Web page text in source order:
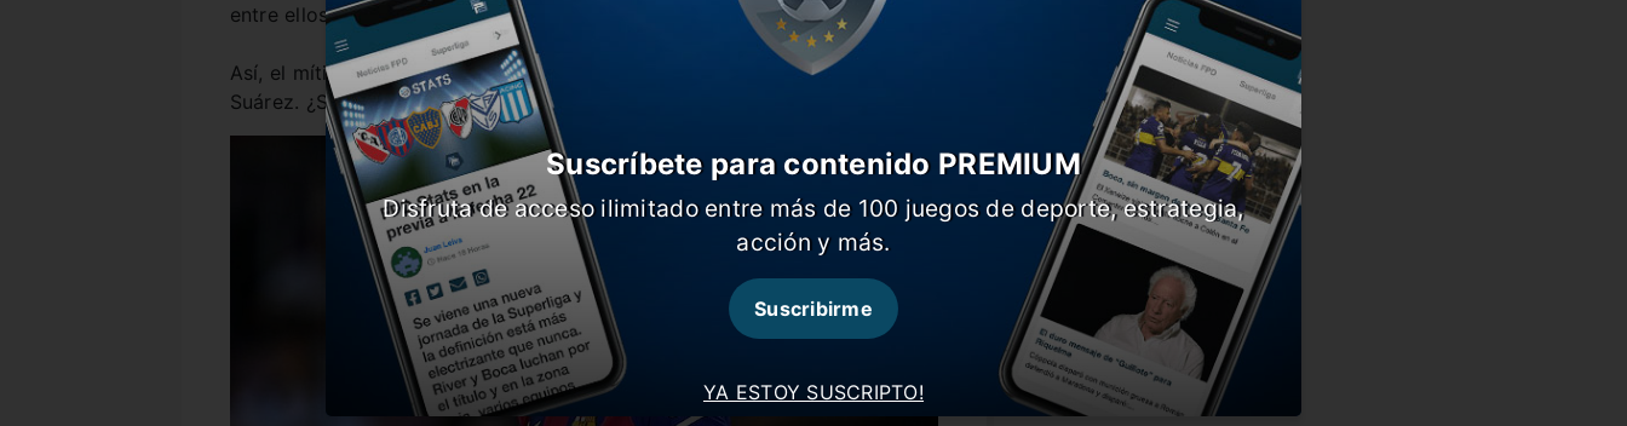
entre ellos la UEFA Champions League y un Mundial de Clubes.
Así, el mítico tridente sigue desmantelándose. Primero Neymar, ahora
Suárez. ¿Sigue Messi?
YA ESTOY SUSCRIPTO!
Suscríbete para contenido PREMIUM
Disfruta de acceso ilimitado entre más de 100 juegos de deporte, estrategia,
acción y más.
Suscribirme